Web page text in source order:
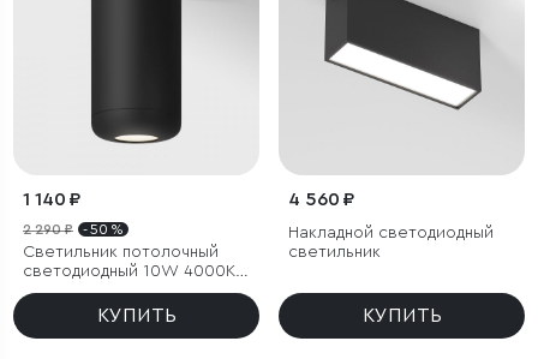
1 140 ₽
2 290 ₽ - 50 %
Светильник потолочный
светодиодный 10W 4000K
чёрный
КУПИТЬ
4 560 ₽
Накладной светодиодный
светильник
КУПИТЬ